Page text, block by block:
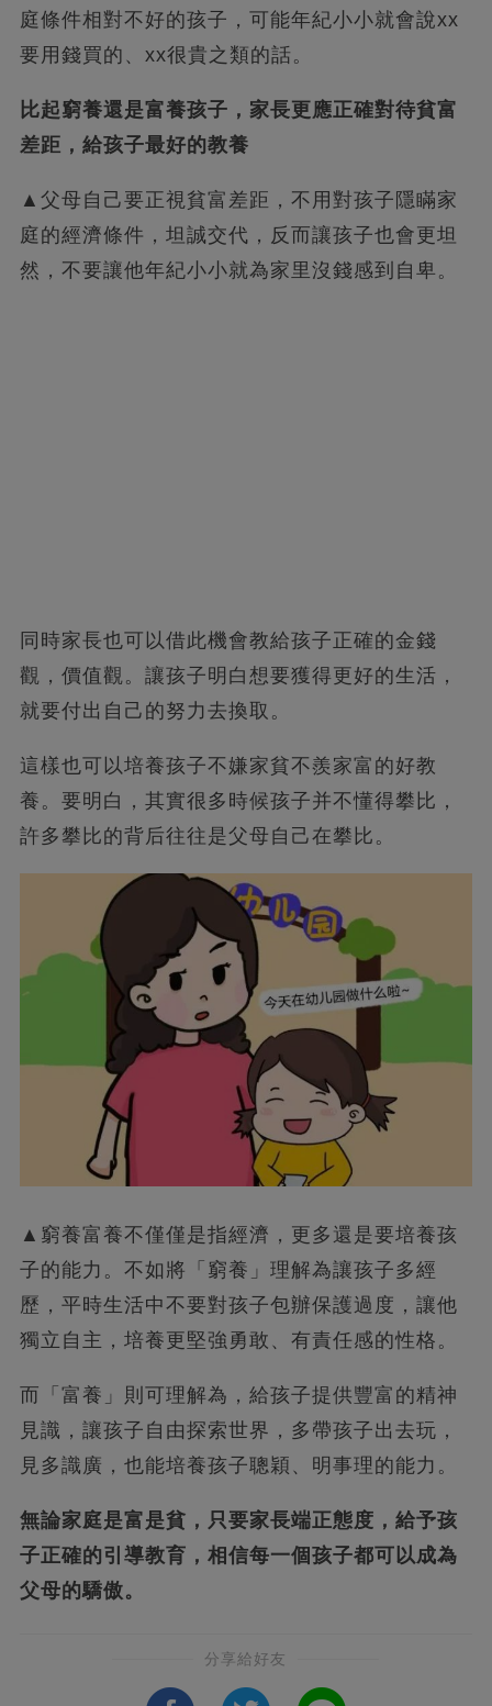
庭條件相對不好的孩子，可能年紀小小就會說xx
要用錢買的、xx很貴之類的話。
比起窮養還是富養孩子，家長更應正確對待貧富
差距，給孩子最好的教養
▲父母自己要正視貧富差距，不用對孩子隱瞞家
庭的經濟條件，坦誠交代，反而讓孩子也會更坦
然，不要讓他年紀小小就為家里沒錢感到自卑。
同時家長也可以借此機會教給孩子正確的金錢
觀，價值觀。讓孩子明白想要獲得更好的生活，
就要付出自己的努力去換取。
這樣也可以培養孩子不嫌家貧不羨家富的好教
養。要明白，其實很多時候孩子并不懂得攀比，
許多攀比的背后往往是父母自己在攀比。
▲窮養富養不僅僅是指經濟，更多還是要培養孩
子的能力。不如將「窮養」理解為讓孩子多經
歷，平時生活中不要對孩子包辦保護過度，讓他
獨立自主，培養更堅強勇敢、有責任感的性格。
而「富養」則可理解為，給孩子提供豐富的精神
見識，讓孩子自由探索世界，多帶孩子出去玩，
見多識廣，也能培養孩子聰穎、明事理的能力。
無論家庭是富是貧，只要家長端正態度，給予孩
子正確的引導教育，相信每一個孩子都可以成為
父母的驕傲。
分享給好友